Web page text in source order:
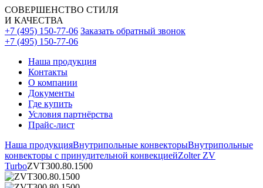
СОВЕРШЕНСТВО СТИЛЯ
И КАЧЕСТВА
+7 (495) 150-77-06 Заказать обратный звонок
+7 (495) 150-77-06
Наша продукция
Контакты
О компании
Документы
Где купить
Условия партнёрства
Прайс-лист
Наша продукцияВнутрипольные конвекторыВнутрипольные
конвекторы с принудительной конвекциейZolter ZV
TurboZVT300.80.1500